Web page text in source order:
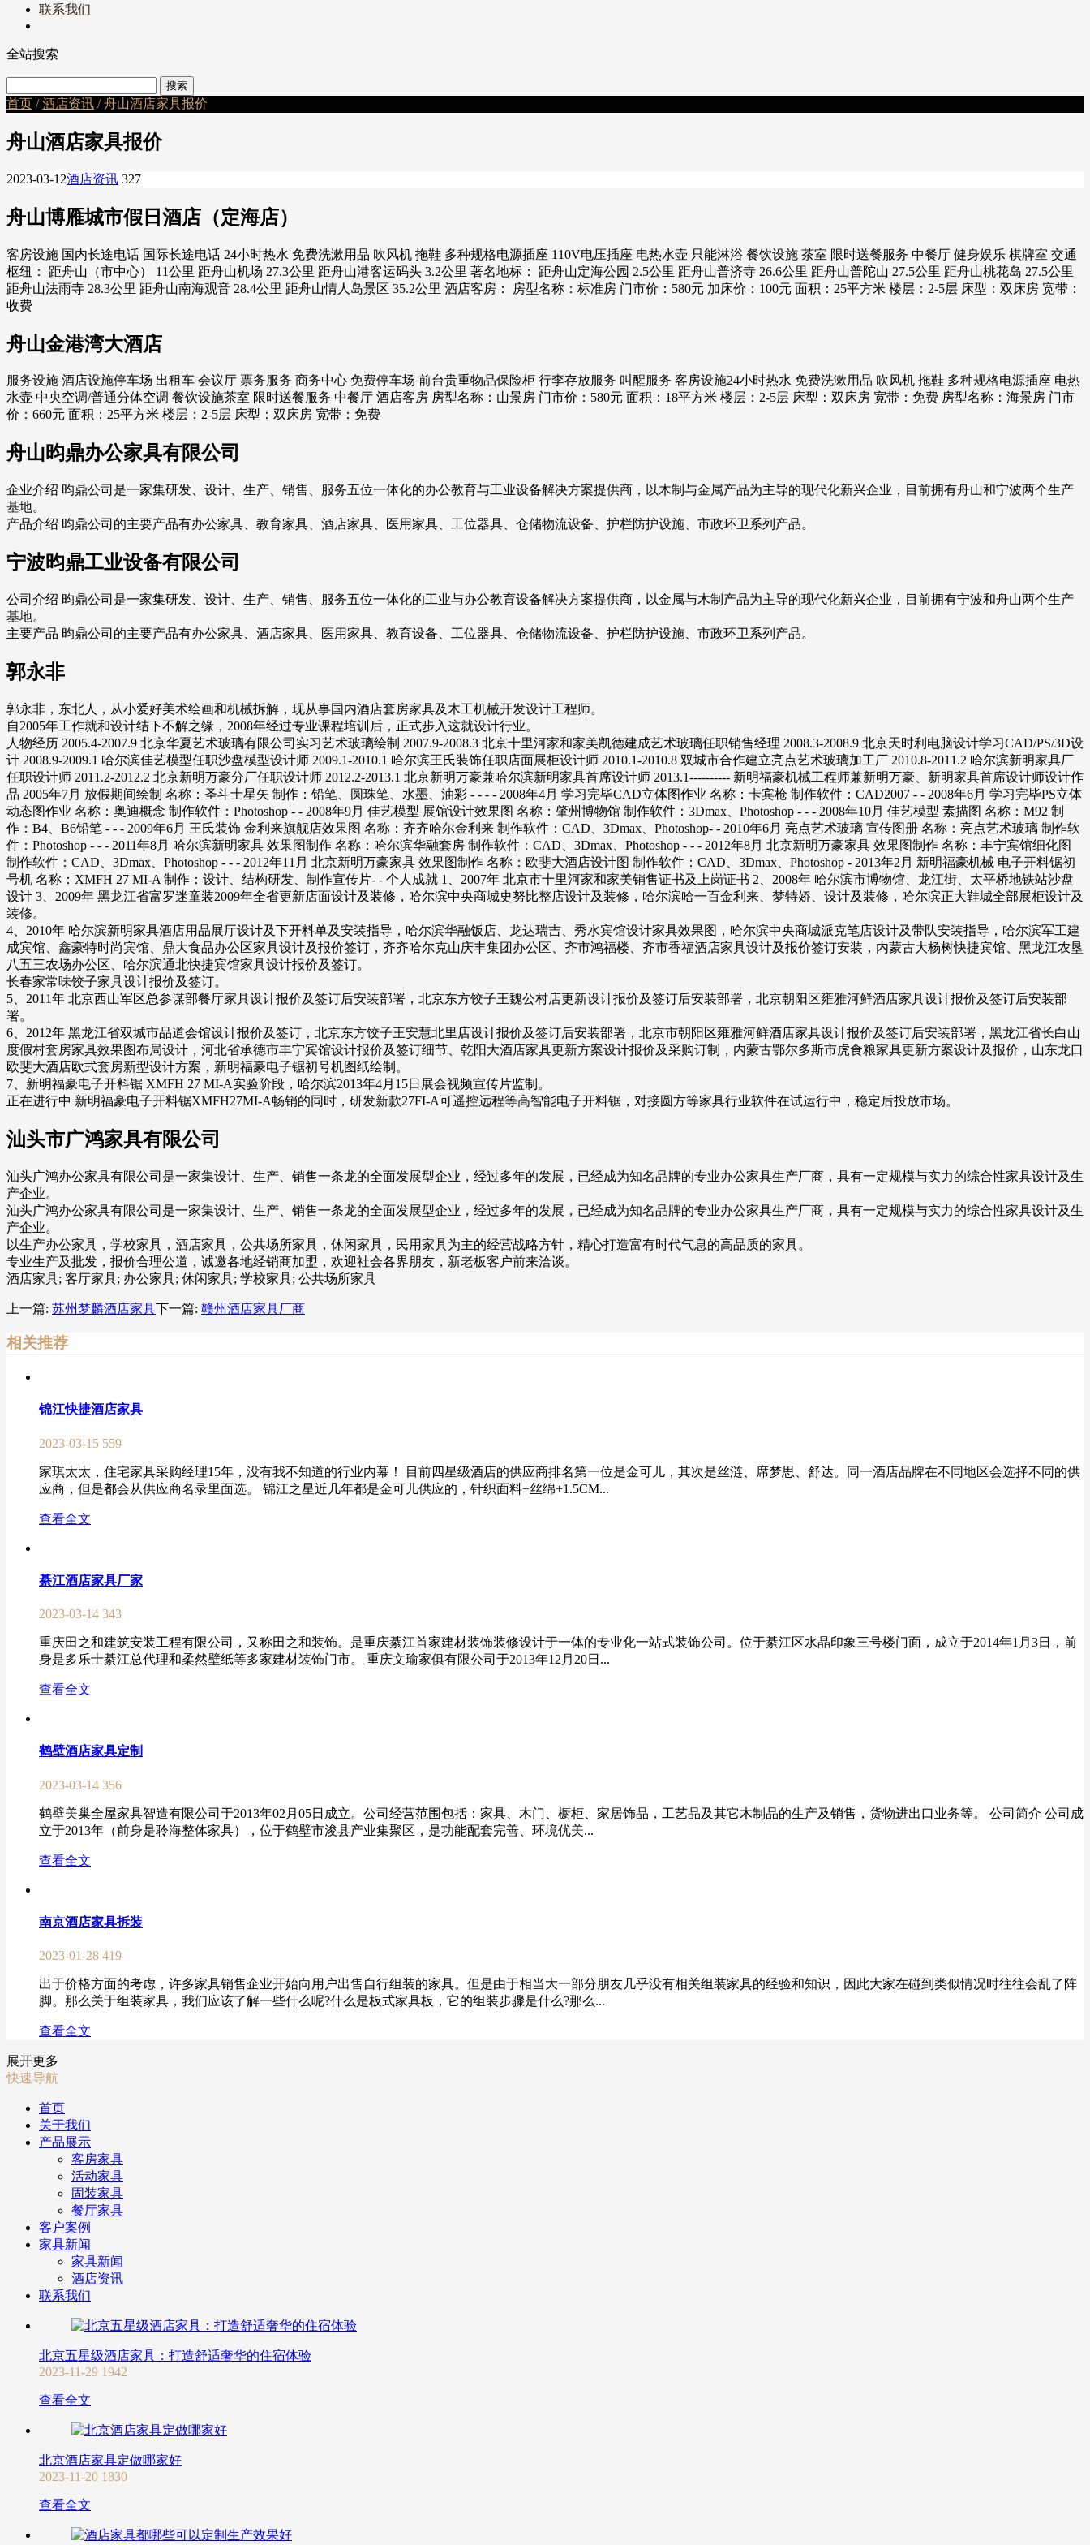
联系我们
全站搜索
首页 /酒店资讯 / 舟山酒店家具报价
舟山酒店家具报价
2023-03-12酒店资讯 327
舟山博雁城市假日酒店（定海店）
客房设施 国内长途电话 国际长途电话 24小时热水 免费洗漱用品 吹风机 拖鞋 多种规格电源插座 110V电压插座 电热水壶 只能淋浴 餐饮设施 茶室 限时送餐服务 中餐厅 健身娱乐 棋牌室 交通
枢纽： 距舟山（市中心） 11公里 距舟山机场 27.3公里 距舟山港客运码头 3.2公里 著名地标： 距舟山定海公园 2.5公里 距舟山普济寺 26.6公里 距舟山普陀山 27.5公里 距舟山桃花岛 27.5公里
距舟山法雨寺 28.3公里 距舟山南海观音 28.4公里 距舟山情人岛景区 35.2公里 酒店客房： 房型名称：标准房 门市价：580元 加床价：100元 面积：25平方米 楼层：2-5层 床型：双床房 宽带：
收费
舟山金港湾大酒店
服务设施 酒店设施停车场 出租车 会议厅 票务服务 商务中心 免费停车场 前台贵重物品保险柜 行李存放服务 叫醒服务 客房设施24小时热水 免费洗漱用品 吹风机 拖鞋 多种规格电源插座 电热
水壶 中央空调/普通分体空调 餐饮设施茶室 限时送餐服务 中餐厅 酒店客房 房型名称：山景房 门市价：580元 面积：18平方米 楼层：2-5层 床型：双床房 宽带：免费 房型名称：海景房 门市
价：660元 面积：25平方米 楼层：2-5层 床型：双床房 宽带：免费
舟山昀鼎办公家具有限公司
企业介绍 昀鼎公司是一家集研发、设计、生产、销售、服务五位一体化的办公教育与工业设备解决方案提供商，以木制与金属产品为主导的现代化新兴企业，目前拥有舟山和宁波两个生产
基地。
产品介绍 昀鼎公司的主要产品有办公家具、教育家具、酒店家具、医用家具、工位器具、仓储物流设备、护栏防护设施、市政环卫系列产品。
宁波昀鼎工业设备有限公司
公司介绍 昀鼎公司是一家集研发、设计、生产、销售、服务五位一体化的工业与办公教育设备解决方案提供商，以金属与木制产品为主导的现代化新兴企业，目前拥有宁波和舟山两个生产
基地。
主要产品 昀鼎公司的主要产品有办公家具、酒店家具、医用家具、教育设备、工位器具、仓储物流设备、护栏防护设施、市政环卫系列产品。
郭永非
郭永非，东北人，从小爱好美术绘画和机械拆解，现从事国内酒店套房家具及木工机械开发设计工程师。
自2005年工作就和设计结下不解之缘，2008年经过专业课程培训后，正式步入这就设计行业。
人物经历 2005.4-2007.9 北京华夏艺术玻璃有限公司实习艺术玻璃绘制 2007.9-2008.3 北京十里河家和家美凯德建成艺术玻璃任职销售经理 2008.3-2008.9 北京天时利电脑设计学习CAD/PS/3D设
计 2008.9-2009.1 哈尔滨佳艺模型任职沙盘模型设计师 2009.1-2010.1 哈尔滨王氏装饰任职店面展柜设计师 2010.1-2010.8 双城市合作建立亮点艺术玻璃加工厂 2010.8-2011.2 哈尔滨新明家具厂
任职设计师 2011.2-2012.2 北京新明万豪分厂任职设计师 2012.2-2013.1 北京新明万豪兼哈尔滨新明家具首席设计师 2013.1---------- 新明福豪机械工程师兼新明万豪、新明家具首席设计师设计作
品 2005年7月 放假期间绘制 名称：圣斗士星矢 制作：铅笔、圆珠笔、水墨、油彩 - - - - 2008年4月 学习完毕CAD立体图作业 名称：卡宾枪 制作软件：CAD2007 - - 2008年6月 学习完毕PS立体
动态图作业 名称：奥迪概念 制作软件：Photoshop - - 2008年9月 佳艺模型 展馆设计效果图 名称：肇州博物馆 制作软件：3Dmax、Photoshop - - - 2008年10月 佳艺模型 素描图 名称：M92 制
作：B4、B6铅笔 - - - 2009年6月 王氏装饰 金利来旗舰店效果图 名称：齐齐哈尔金利来 制作软件：CAD、3Dmax、Photoshop- - 2010年6月 亮点艺术玻璃 宣传图册 名称：亮点艺术玻璃 制作软
件：Photoshop - - - 2011年8月 哈尔滨新明家具 效果图制作 名称：哈尔滨华融套房 制作软件：CAD、3Dmax、Photoshop - - - 2012年8月 北京新明万豪家具 效果图制作 名称：丰宁宾馆细化图
制作软件：CAD、3Dmax、Photoshop - - - 2012年11月 北京新明万豪家具 效果图制作 名称：欧斐大酒店设计图 制作软件：CAD、3Dmax、Photoshop - 2013年2月 新明福豪机械 电子开料锯初
号机 名称：XMFH 27 MI-A 制作：设计、结构研发、制作宣传片- - 个人成就 1、2007年 北京市十里河家和家美销售证书及上岗证书 2、2008年 哈尔滨市博物馆、龙江街、太平桥地铁站沙盘
设计 3、2009年 黑龙江省富罗迷童装2009年全省更新店面设计及装修，哈尔滨中央商城史努比整店设计及装修，哈尔滨哈一百金利来、梦特娇、设计及装修，哈尔滨正大鞋城全部展柜设计及
装修。
4、2010年 哈尔滨新明家具酒店用品展厅设计及下开料单及安装指导，哈尔滨华融饭店、龙达瑞吉、秀水宾馆设计家具效果图，哈尔滨中央商城派克笔店设计及带队安装指导，哈尔滨军工建
成宾馆、鑫豪特时尚宾馆、鼎大食品办公区家具设计及报价签订，齐齐哈尔克山庆丰集团办公区、齐市鸿福楼、齐市香福酒店家具设计及报价签订安装，内蒙古大杨树快捷宾馆、黑龙江农垦
八五三农场办公区、哈尔滨通北快捷宾馆家具设计报价及签订。
长春家常味饺子家具设计报价及签订。
5、2011年 北京西山军区总参谋部餐厅家具设计报价及签订后安装部署，北京东方饺子王魏公村店更新设计报价及签订后安装部署，北京朝阳区雍雅河鲜酒店家具设计报价及签订后安装部
署。
6、2012年 黑龙江省双城市品道会馆设计报价及签订，北京东方饺子王安慧北里店设计报价及签订后安装部署，北京市朝阳区雍雅河鲜酒店家具设计报价及签订后安装部署，黑龙江省长白山
度假村套房家具效果图布局设计，河北省承德市丰宁宾馆设计报价及签订细节、乾阳大酒店家具更新方案设计报价及采购订制，内蒙古鄂尔多斯市虎食粮家具更新方案设计及报价，山东龙口
欧斐大酒店欧式套房新型设计方案，新明福豪电子锯初号机图纸绘制。
7、新明福豪电子开料锯 XMFH 27 MI-A实验阶段，哈尔滨2013年4月15日展会视频宣传片监制。
正在进行中 新明福豪电子开料锯XMFH27MI-A畅销的同时，研发新款27FI-A可遥控远程等高智能电子开料锯，对接圆方等家具行业软件在试运行中，稳定后投放市场。
汕头市广鸿家具有限公司
汕头广鸿办公家具有限公司是一家集设计、生产、销售一条龙的全面发展型企业，经过多年的发展，已经成为知名品牌的专业办公家具生产厂商，具有一定规模与实力的综合性家具设计及生
产企业。
汕头广鸿办公家具有限公司是一家集设计、生产、销售一条龙的全面发展型企业，经过多年的发展，已经成为知名品牌的专业办公家具生产厂商，具有一定规模与实力的综合性家具设计及生
产企业。
以生产办公家具，学校家具，酒店家具，公共场所家具，休闲家具，民用家具为主的经营战略方针，精心打造富有时代气息的高品质的家具。
专业生产及批发，报价合理公道，诚邀各地经销商加盟，欢迎社会各界朋友，新老板客户前来洽谈。
酒店家具; 客厅家具; 办公家具; 休闲家具; 学校家具; 公共场所家具
上一篇: 苏州梦麟酒店家具下一篇: 赣州酒店家具厂商
相关推荐
锦江快捷酒店家具
2023-03-15 559
家琪太太，住宅家具采购经理15年，没有我不知道的行业内幕！ 目前四星级酒店的供应商排名第一位是金可儿，其次是丝涟、席梦思、舒达。同一酒店品牌在不同地区会选择不同的供
应商，但是都会从供应商名录里面选。 锦江之星近几年都是金可儿供应的，针织面料+丝绵+1.5CM...
查看全文
綦江酒店家具厂家
2023-03-14 343
重庆田之和建筑安装工程有限公司，又称田之和装饰。是重庆綦江首家建材装饰装修设计于一体的专业化一站式装饰公司。位于綦江区水晶印象三号楼门面，成立于2014年1月3日，前
身是多乐士綦江总代理和柔然壁纸等多家建材装饰门市。 重庆文瑜家俱有限公司于2013年12月20日...
查看全文
鹤壁酒店家具定制
2023-03-14 356
鹤壁美巢全屋家具智造有限公司于2013年02月05日成立。公司经营范围包括：家具、木门、橱柜、家居饰品，工艺品及其它木制品的生产及销售，货物进出口业务等。 公司简介 公司成
立于2013年（前身是聆海整体家具），位于鹤壁市浚县产业集聚区，是功能配套完善、环境优美...
查看全文
南京酒店家具拆装
2023-01-28 419
出于价格方面的考虑，许多家具销售企业开始向用户出售自行组装的家具。但是由于相当大一部分朋友几乎没有相关组装家具的经验和知识，因此大家在碰到类似情况时往往会乱了阵
脚。那么关于组装家具，我们应该了解一些什么呢?什么是板式家具板，它的组装步骤是什么?那么...
查看全文
展开更多
快速导航
首页
关于我们
产品展示
客房家具
活动家具
固装家具
餐厅家具
客户案例
家具新闻
家具新闻
酒店资讯
联系我们
北京五星级酒店家具：打造舒适奢华的住宿体验
2023-11-29 1942
查看全文
北京酒店家具定做哪家好
2023-11-20 1830
查看全文